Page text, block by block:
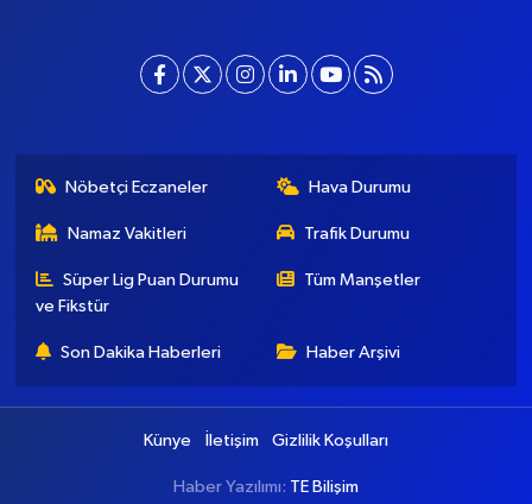
Nöbetçi Eczaneler Hava Durumu
Namaz Vakitleri Trafik Durumu
Süper Lig Puan Durumu
ve Fikstür
Tüm Manşetler
Son Dakika Haberleri Haber Arşivi
Künye İletişim Gizlilik Koşulları
Haber Yazılımı: TE Bilişim